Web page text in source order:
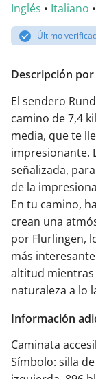
Inglés • Italiano •
Último
Descripción
El sendero
camino de 7,4
media, que te
impresionante.
señalizada,
de la
En tu camino,
crean una
por Flurlingen,
más
altitud mientras
naturaleza a lo
Información
Caminata
Símbolo: silla